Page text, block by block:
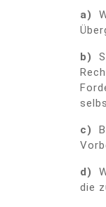
a)
b)
c)
d)
die